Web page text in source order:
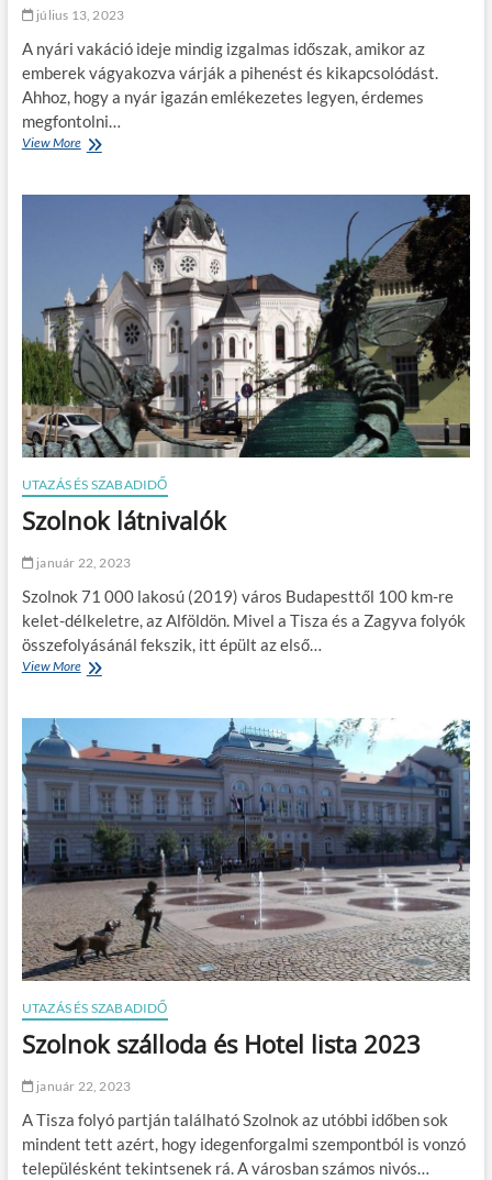
r
k
:
n
n
ü
l
m
o
s
t
e
g
i
y
n
t
a
z
á
július 13, 2023
A nyári vakáció ideje mindig izgalmas időszak, amikor az
emberek vágyakozva várják a pihenést és kikapcsolódást.
Ahhoz, hogy a nyár igazán emlékezetes legyen, érdemes
megfontolni…
View MoreN
á
c
i
ó
:
l
e
h
e
t
s
é
e
ú
t
c
é
o
UTAZÁS ÉS SZABADIDŐ
Szolnok látnivalók
január 22, 2023
Szolnok 71 000 lakosú (2019) város Budapesttől 100 km-re
kelet-délkeletre, az Alföldön. Mivel a Tisza és a Zagyva folyók
összefolyásánál fekszik, itt épült az első…
View MoreS
n
o
á
n
i
a
l
ó
k
UTAZÁS ÉS SZABADIDŐ
Szolnok szálloda és Hotel lista 2023
január 22, 2023
A Tisza folyó partján található Szolnok az utóbbi időben sok
mindent tett azért, hogy idegenforgalmi szempontból is vonzó
településként tekintsenek rá. A városban számos nivós…